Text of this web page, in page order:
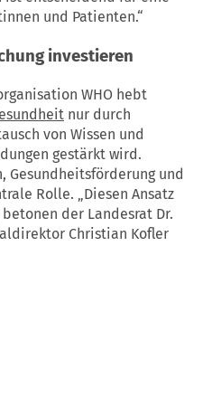
und Patienten.“
investieren
WHO hebt
nur durch
von Wissen und
gestärkt wird.
Gesundheitsförderung und
Rolle. „Diesen Ansatz
der Landesrat Dr.
Christian Kofler